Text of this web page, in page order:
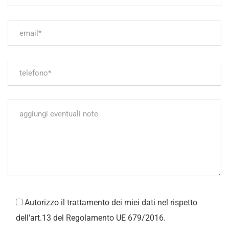
Autorizzo il trattamento dei miei dati nel rispetto
dell'art.13 del Regolamento UE 679/2016.